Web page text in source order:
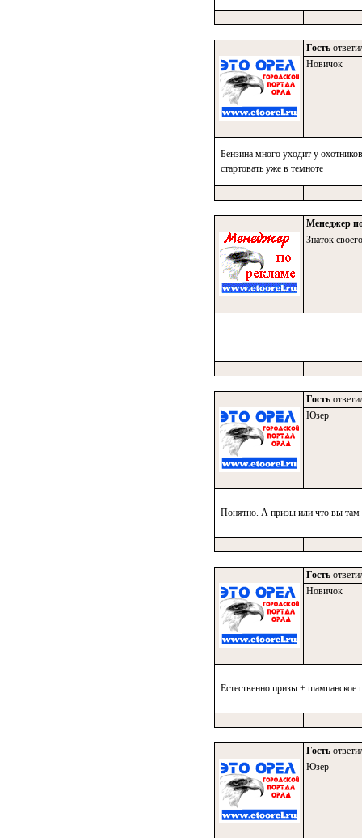
Гость
Новичок
Бензина много уходит у
стартовать уже в темноте
Менеджер
Знаток
Гость
Юзер
Понятно. А призы или что вы там
Гость
Новичок
Естественно призы +
Гость
Юзер